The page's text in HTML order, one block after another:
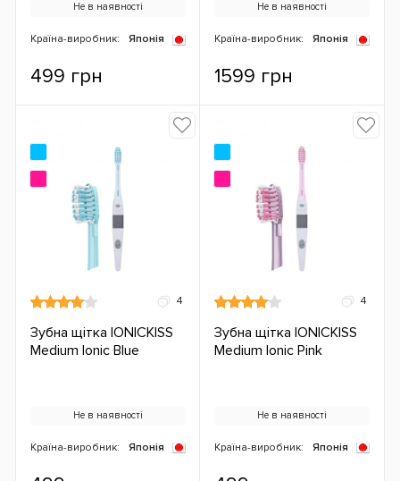
Не в наявності
Країна-виробник: Японія
499 грн
Не в наявності
Країна-виробник: Японія
1599 грн
4
Зубна щітка IONICKISS
Medium Ionic Blue
Не в наявності
Країна-виробник: Японія
4
Зубна щітка IONICKISS
Medium Ionic Pink
Не в наявності
Країна-виробник: Японія